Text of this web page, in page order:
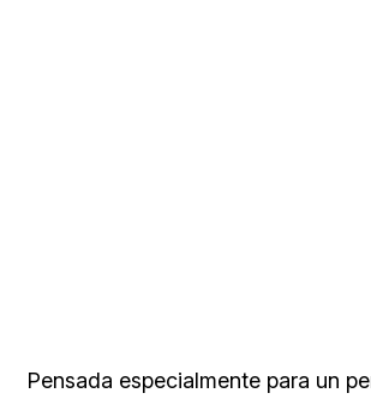
Pensada especialmente para un